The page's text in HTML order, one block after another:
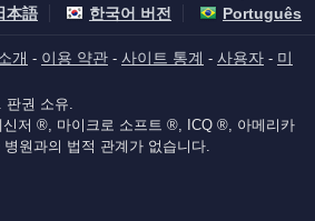
本語 한국어 버전 Português
개 - 이용 약관 - 사이트 통계 - 사용자 - 미
판권 소유.
신저 ®, 마이크로 소프트 ®, ICQ ®, 아메리카
원과의 법적 관계가 없습니다.